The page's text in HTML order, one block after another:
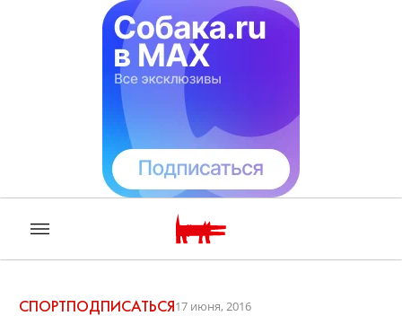
СПОРТПОДПИСАТЬСЯ17 июня, 2016